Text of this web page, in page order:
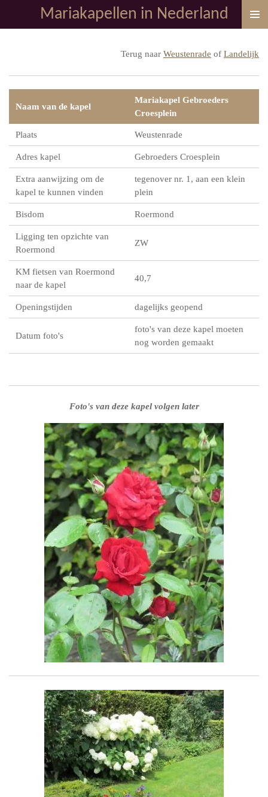
direct
Mariakapellen in Nederland
Terug naar Weustenrade of Landelijk
Naam van de kapel
Mariakapel Gebroeders
Croesplein
Plaats Weustenrade
Adres kapel Gebroeders Croesplein
Extra aanwijzing om de
kapel te kunnen vinden
tegenover nr. 1, aan een klein
plein
Bisdom Roermond
Ligging ten opzichte van
Roermond
ZW
KM fietsen van Roermond
naar de kapel
40,7
Openingstijden dagelijks geopend
Datum foto's
foto's van deze kapel moeten
nog worden gemaakt
Foto's van deze kapel volgen later